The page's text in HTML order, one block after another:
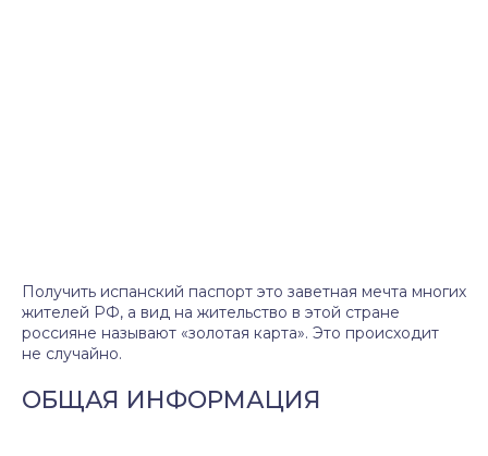
Получить испанский паспорт это заветная мечта многих
жителей РФ, а вид на жительство в этой стране
россияне называют «золотая карта». Это происходит
не случайно.
ОБЩАЯ ИНФОРМАЦИЯ